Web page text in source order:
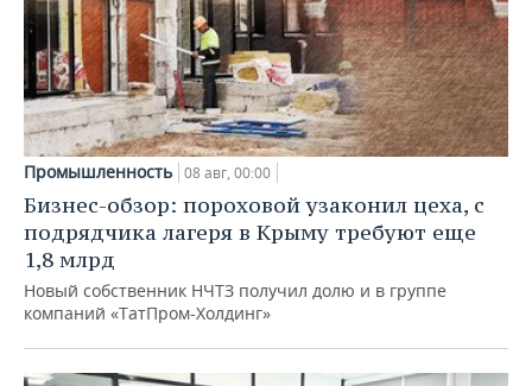
Промышленность 08 авг, 00:00
Бизнес-обзор: пороховой узаконил цеха, с
подрядчика лагеря в Крыму требуют еще
1,8 млрд
Новый собственник НЧТЗ получил долю и в группе
компаний «ТатПром-Холдинг»